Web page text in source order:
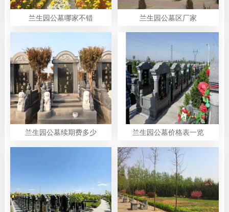
兰生园公墓哪家不错 兰生园公墓区厂家
兰生园公墓续期费多少 兰生园公墓价格表一览